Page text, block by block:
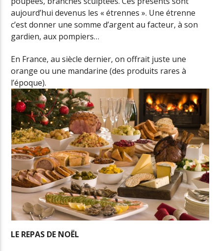
aujourd’hui devenus les « étrennes ». Une étrenne
c’est donner une somme d’argent au facteur, à son
gardien, aux pompiers…
En France, au siècle dernier, on offrait juste une
orange ou une mandarine (des produits rares à
l’époque).
LE REPAS DE NOËL